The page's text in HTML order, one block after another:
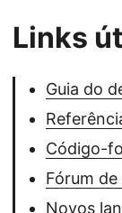
Links
Guia do
Código-
Fórum
Novos